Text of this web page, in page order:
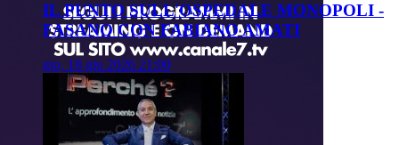
IL PUNTO SULL'OSPEDALE MONOPOLI -
FASANO CON FABIANO AMATI
gio, 18 giu 2026 21:00